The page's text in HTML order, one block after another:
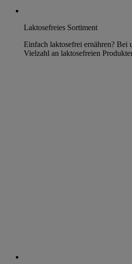
Laktosefreies Sortiment
Einfach laktosefrei ernähren? Bei
Vielzahl an laktosefreien